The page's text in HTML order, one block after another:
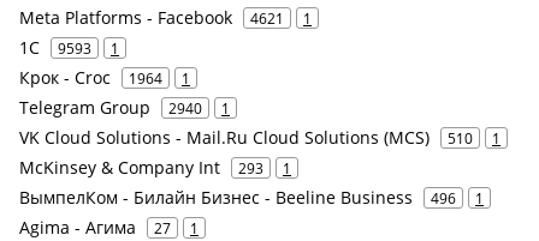
Meta Platforms - Facebook 4621 1
1С 9593 1
Крок - Croc 1964 1
Telegram Group 2940 1
VK Cloud Solutions - Mail.Ru Cloud Solutions (MCS) 510 1
McKinsey & Company Int 293 1
ВымпелКом - Билайн Бизнес - Beeline Business 496 1
Agima - Агима 27 1